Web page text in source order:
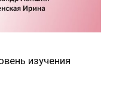
изучения